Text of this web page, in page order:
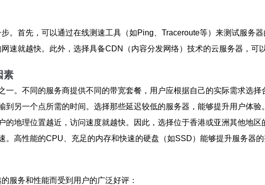
。首先，可以通过在线测速工具（如Ping、Traceroute等）来测试服务
速就越快。此外，选择具备CDN（内容分发网络）技术的云服务器，可
素
。不同的服务商提供不同的带宽套餐，用户应根据自己的实际需求选择
另一个点所需的时间。选择那些延迟较低的服务器，能够提升用户体验。
地理位置越近，访问速度就越快。因此，选择位于香港或亚洲其他地区
高性能的CPU、充足的内存和快速的硬盘（如SSD）能够提升服务器的
服务和性能而受到用户的广泛好评：